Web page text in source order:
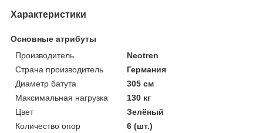
Характеристики
Основные атрибуты
Производитель
Neotren
Страна производитель
Германия
Диаметр батута
305 см
Максимальная нагрузка
130 кг
Цвет
Зелёный
Количество опор
6 (шт.)